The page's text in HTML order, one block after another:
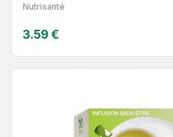
Nutrisanté
3.59 €